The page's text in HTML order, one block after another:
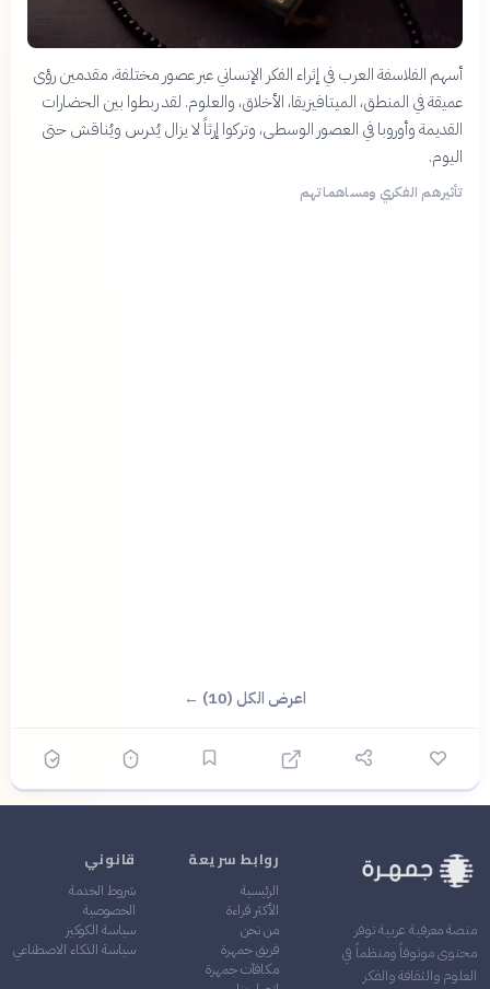
أسهم الفلاسفة العرب في إثراء الفكر الإنساني عبر عصور مختلفة، مقدمين رؤى
عميقة في المنطق، الميتافيزيقا، الأخلاق، والعلوم. لقد ربطوا بين الحضارات
القديمة وأوروبا في العصور الوسطى، وتركوا إرثاً لا يزال يُدرس ويُناقش حتى
اليوم.
تأثيرهم الفكري ومساهماتهم
اعرض الكل (10) ←
منصة معرفية عربية توفر
محتوى موثوقاً ومنظماً في
العلوم والثقافة والفكر
روابط سريعة
الرئيسية
الأكثر قراءة
من نحن
فريق جمهرة
مكافآت جمهرة
قانوني
شروط الخدمة
الخصوصية
سياسة الكوكيز
سياسة الذكاء الاصطناعي